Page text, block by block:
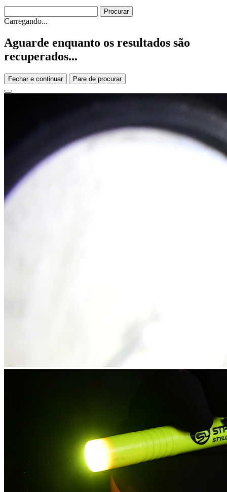
Carregando...
Aguarde enquanto os resultados são
recuperados...
Fechar e continuar Pare de procurar